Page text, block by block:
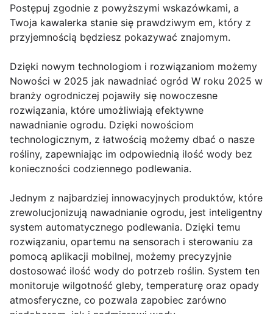
Postępuj zgodnie z powyższymi wskazówkami, a
Twoja kawalerka stanie się prawdziwym em, który z
przyjemnością będziesz pokazywać znajomym.
Dzięki nowym technologiom i rozwiązaniom możemy
Nowości w 2025 jak nawadniać ogród W roku 2025 w
branży ogrodniczej pojawiły się nowoczesne
rozwiązania, które umożliwiają efektywne
nawadnianie ogrodu. Dzięki nowościom
technologicznym, z łatwością możemy dbać o nasze
rośliny, zapewniając im odpowiednią ilość wody bez
konieczności codziennego podlewania.
Jednym z najbardziej innowacyjnych produktów, które
zrewolucjonizują nawadnianie ogrodu, jest inteligentny
system automatycznego podlewania. Dzięki temu
rozwiązaniu, opartemu na sensorach i sterowaniu za
pomocą aplikacji mobilnej, możemy precyzyjnie
dostosować ilość wody do potrzeb roślin. System ten
monitoruje wilgotność gleby, temperaturę oraz opady
atmosferyczne, co pozwala zapobiec zarówno